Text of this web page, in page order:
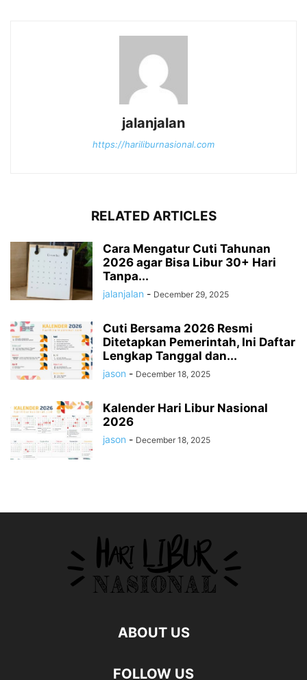
jalanjalan
https://hariliburnasional.com
RELATED ARTICLES
Cara Mengatur Cuti Tahunan
2026 agar Bisa Libur 30+ Hari
Tanpa...
jalanjalan - December 29, 2025
Cuti Bersama 2026 Resmi
Ditetapkan Pemerintah, Ini Daftar
Lengkap Tanggal dan...
jason - December 18, 2025
Kalender Hari Libur Nasional
2026
jason - December 18, 2025
ABOUT US
FOLLOW US